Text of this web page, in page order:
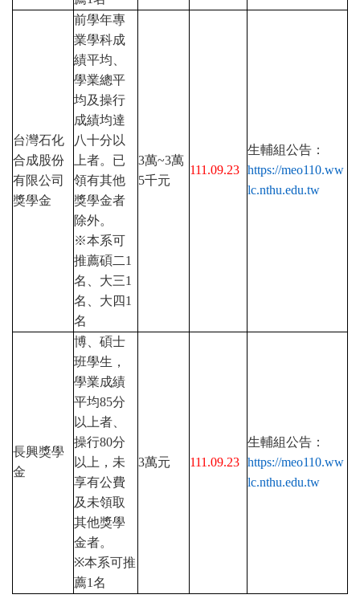
台灣石化
合成股份
有限公司
獎學金
前學年專
業學科成
績平均、
學業總平
均及操行
成績均達
八十分以
上者。已
領有其他
獎學金者
除外。
※本系可
推薦碩二1
名、大三1
名、大四1
名
3萬~3萬
5千元
111.09.23
生輔組公告：
https://meo110.ww
lc.nthu.edu.tw
長興獎學
金
博、碩士
班學生，
學業成績
平均85分
以上者、
操行80分
以上，未
享有公費
及未領取
其他獎學
金者。
※本系可推
薦1名
3萬元 111.09.23
生輔組公告：
https://meo110.ww
lc.nthu.edu.tw